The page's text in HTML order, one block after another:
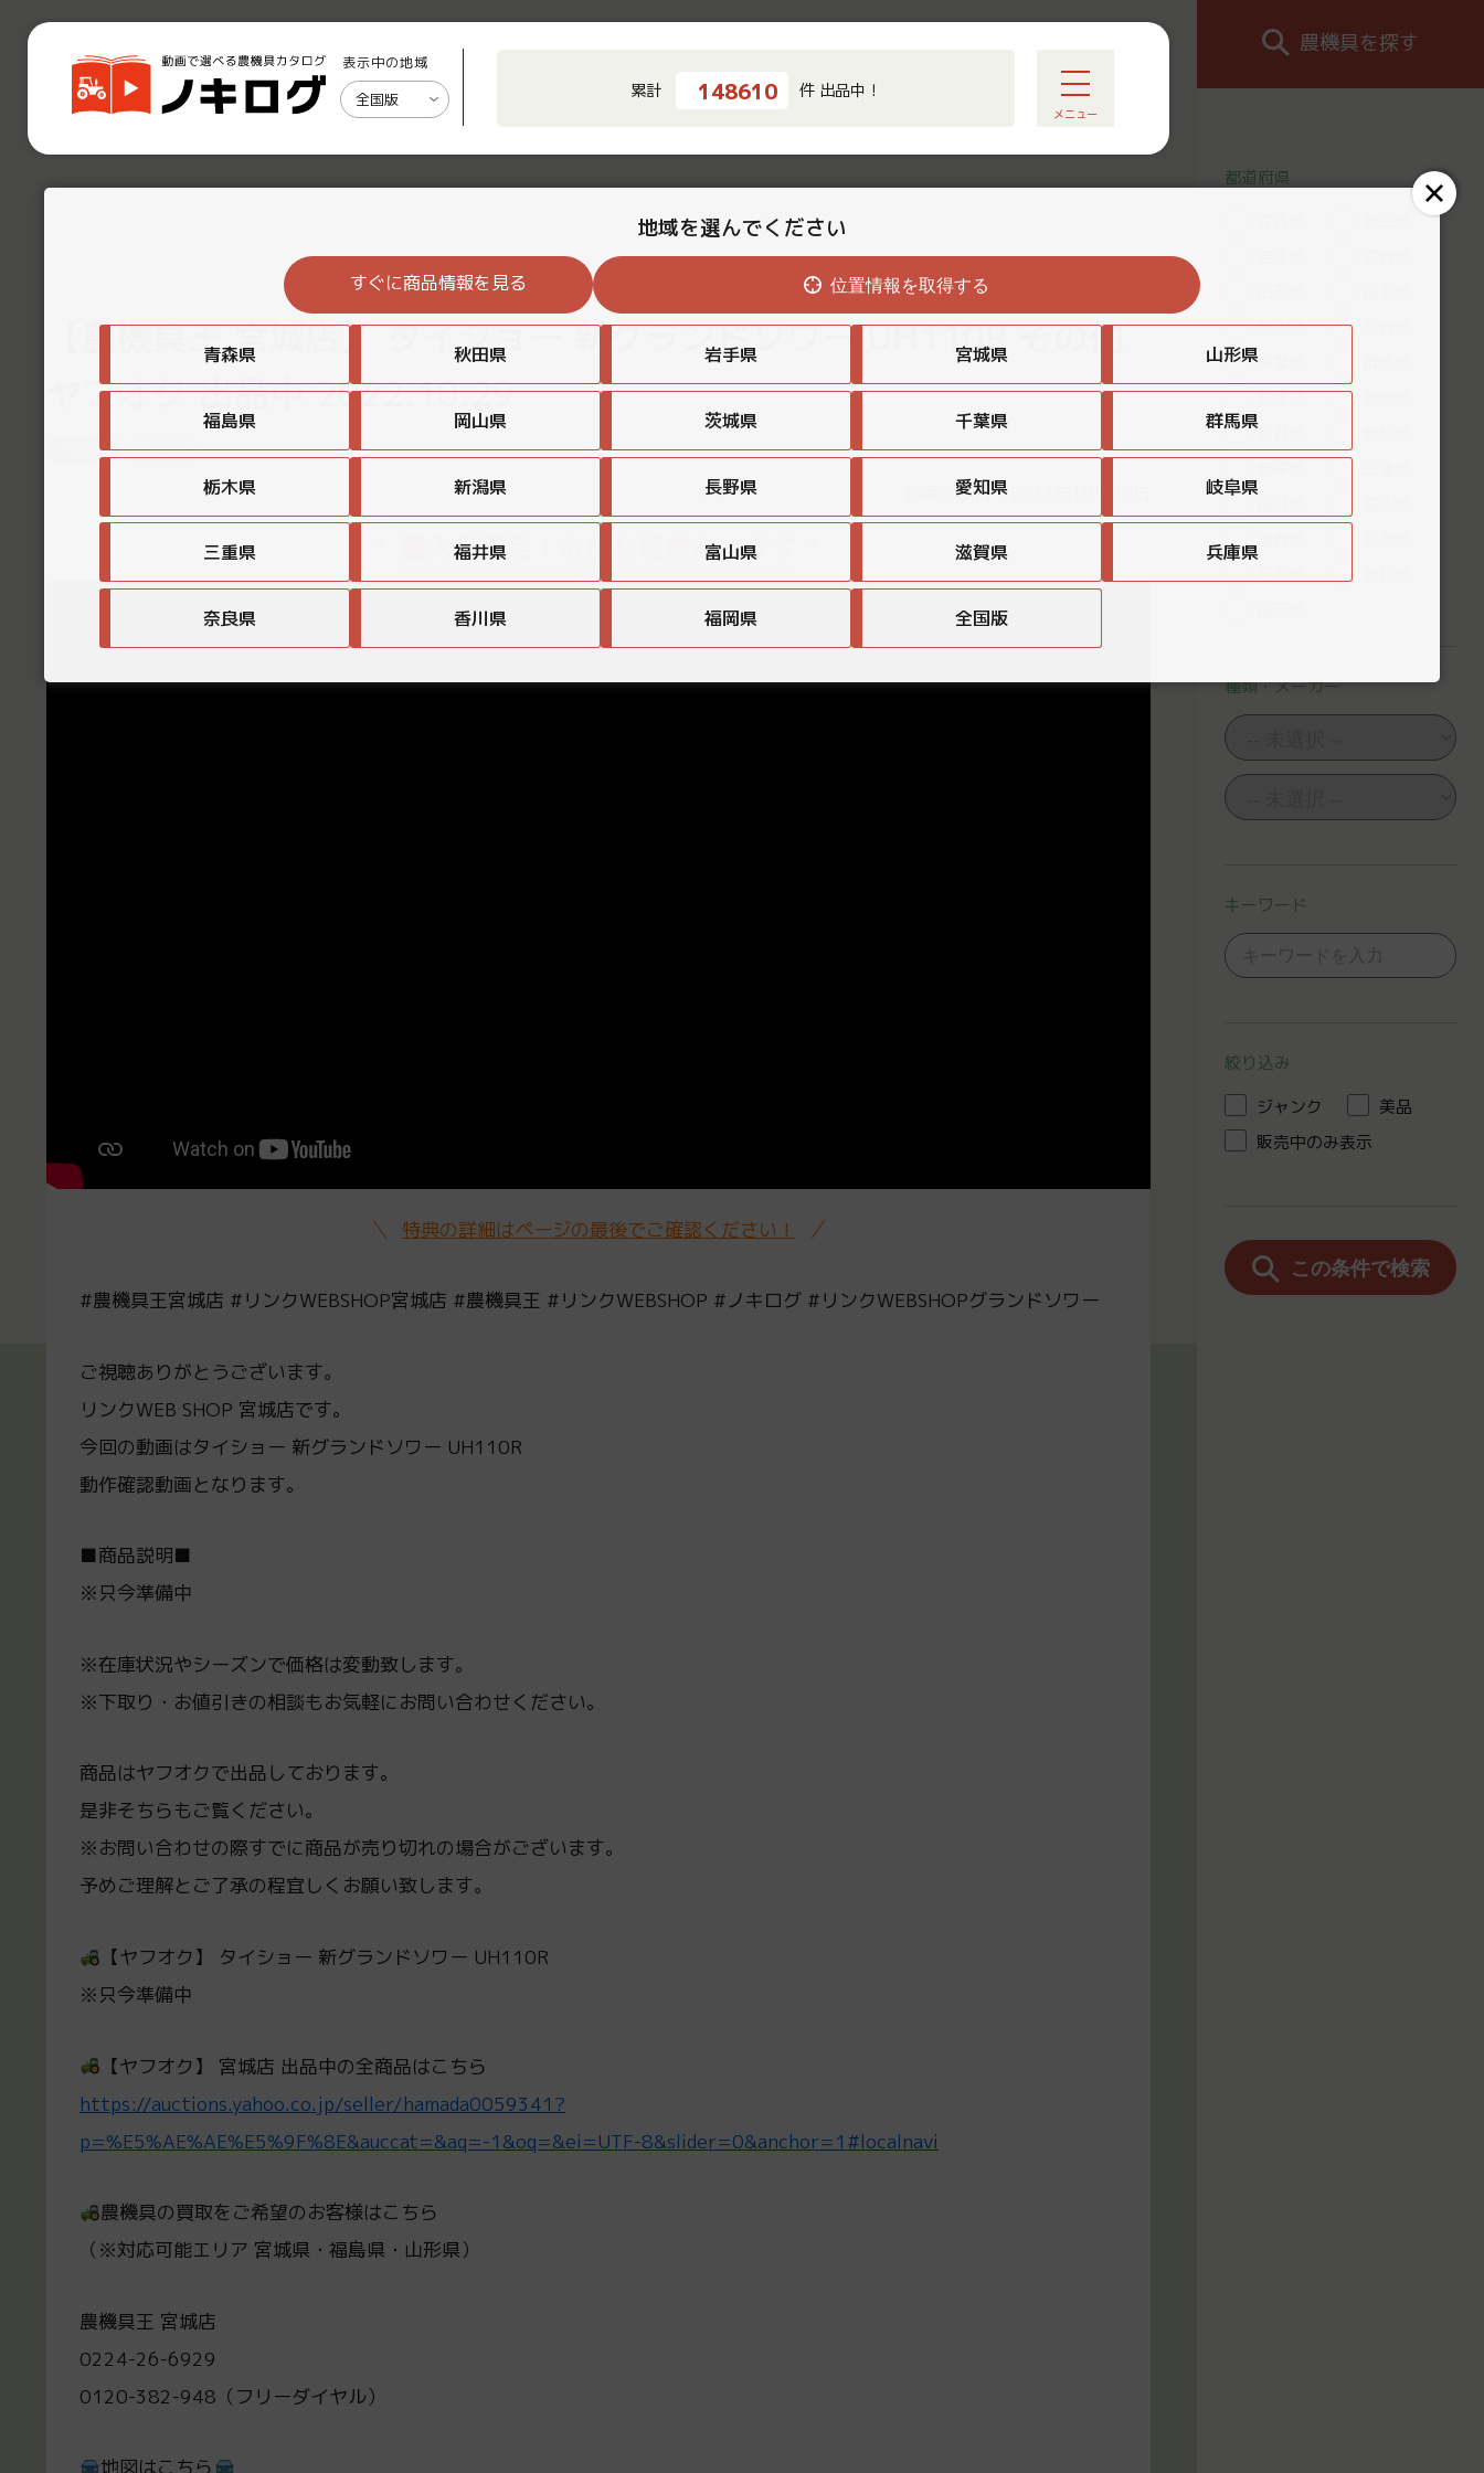
表示中の地域
全国版 累計 148610 件 出品中！
メニュー
【農機具王 宮城店】 タイショー 新グランドソワー UH110R その他
ヤフオク 出品中 2022.10.29
宮城県 その他
動画投稿日：2022年10月29日
購入者限定！お得な特典あります
特典の詳細はページの最後でご確認ください！
#農機具王宮城店 #リンクWEBSHOP宮城店 #農機具王 #リンクWEBSHOP #ノキログ #リンクWEBSHOPグランドソワー
ご視聴ありがとうございます。
リンクWEB SHOP 宮城店です。
今回の動画はタイショー 新グランドソワー UH110R
動作確認動画となります。
■商品説明■
※只今準備中
※在庫状況やシーズンで価格は変動致します。
※下取り・お値引きの相談もお気軽にお問い合わせください。
商品はヤフオクで出品しております。
是非そちらもご覧ください。
※お問い合わせの際すでに商品が売り切れの場合がございます。
予めご理解とご了承の程宜しくお願い致します。
【ヤフオク】 タイショー 新グランドソワー UH110R
※只今準備中
【ヤフオク】 宮城店 出品中の全商品はこちら
https://auctions.yahoo.co.jp/seller/hamada0059341?
p=%E5%AE%AE%E5%9F%8E&auccat=&aq=-1&oq=&ei=UTF-8&slider=0&anchor=1#localnavi
農機具の買取をご希望のお客様はこちら
（※対応可能エリア 宮城県・福島県・山形県）
農機具王 宮城店
0224-26-6929
0120-382-948（フリーダイヤル）
地図はこちら
農機具を探す
都道府県
岡山県
千葉県
栃木県
長野県
種類・メーカー
キーワード
絞り込み
ジャンク
美品
販売中のみ表示
この条件で検索
地域を選んでください
すぐに商品情報を見る 位置情報を取得する
青森県 秋田県 岩手県 宮城県 山形県
福島県 岡山県 茨城県 千葉県 群馬県
栃木県 新潟県 長野県 愛知県 岐阜県
三重県 福井県 富山県 滋賀県 兵庫県
奈良県 香川県 福岡県 全国版